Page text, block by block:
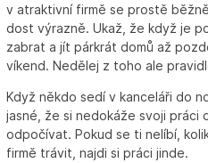
v atraktivní firmě se prostě
dost výrazně. Ukaž, že když je
zabrat a jít párkrát domů až
víkend. Nedělej z toho ale
Když někdo sedí v kanceláři do
jasné, že si nedokáže svoji práci
odpočívat. Pokud se ti nelíbí,
firmě trávit, najdi si práci jinde.